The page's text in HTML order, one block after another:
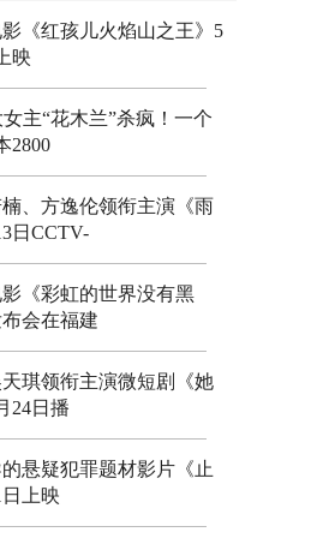
《红孩儿火焰山之王》5
映
主“花木兰”杀疯！一个
2800
、方逸伦领衔主演《雨
日CCTV-
《彩虹的世界没有黑
会在福建
琪领衔主演微短剧《她
24日播
悬疑犯罪题材影片《止
上映